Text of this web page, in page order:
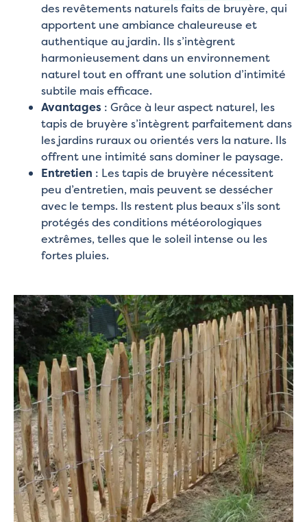
des revêtements naturels faits de bruyère, qui
apportent une ambiance chaleureuse et
authentique au jardin. Ils s’intègrent
harmonieusement dans un environnement
naturel tout en offrant une solution d’intimité
subtile mais efficace.
Avantages : Grâce à leur aspect naturel, les
tapis de bruyère s’intègrent parfaitement dans
les jardins ruraux ou orientés vers la nature. Ils
offrent une intimité sans dominer le paysage.
Entretien : Les tapis de bruyère nécessitent
peu d’entretien, mais peuvent se dessécher
avec le temps. Ils restent plus beaux s’ils sont
protégés des conditions météorologiques
extrêmes, telles que le soleil intense ou les
fortes pluies.